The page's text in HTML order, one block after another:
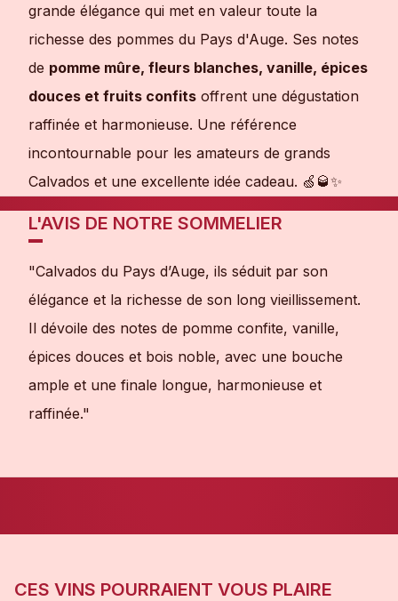
grande élégance qui met en valeur toute la
richesse des pommes du Pays d'Auge. Ses notes
de pomme mûre, fleurs blanches, vanille, épices
douces et fruits confits offrent une dégustation
raffinée et harmonieuse. Une référence
incontournable pour les amateurs de grands
Calvados et une excellente idée cadeau. 🍏🥃✨
L'AVIS DE NOTRE SOMMELIER
"Calvados du Pays d’Auge, ils séduit par son
élégance et la richesse de son long vieillissement.
Il dévoile des notes de pomme confite, vanille,
épices douces et bois noble, avec une bouche
ample et une finale longue, harmonieuse et
raffinée."
CES VINS POURRAIENT VOUS PLAIRE